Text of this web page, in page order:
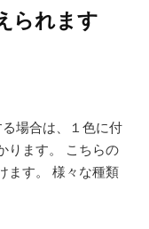
られます
場合は、１色に付
ります。 こちらの
ます。 様々な種類